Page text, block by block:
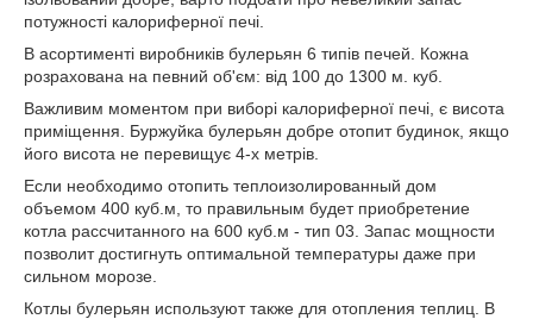
потужності калориферної печі.
В асортименті виробників булерьян 6 типів печей. Кожна
розрахована на певний об'єм: від 100 до 1300 м. куб.
Важливим моментом при виборі калориферної печі, є висота
приміщення. Буржуйка булерьян добре отопит будинок, якщо
його висота не перевищує 4-х метрів.
Если необходимо отопить теплоизолированный дом
объемом 400 куб.м, то правильным будет приобретение
котла рассчитанного на 600 куб.м - тип 03. Запас мощности
позволит достигнуть оптимальной температуры даже при
сильном морозе.
Котлы булерьян используют также для отопления теплиц. В